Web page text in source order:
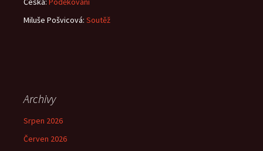
Miluše Pošvicová: Soutěž
Archivy
Srpen 2026
Červen 2026